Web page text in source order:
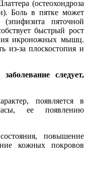
(остеохондроза
Боль в пятке может
пяточной
быстрый рост
икроножных мышц.
из-за плоскостопия и
следует,
появляется в
ее появлению
повышение
кожных покровов